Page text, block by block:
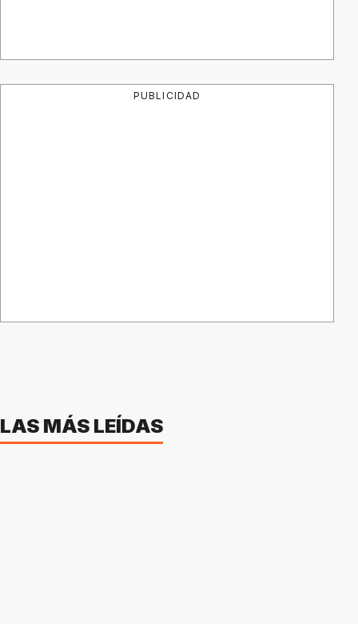
PUBLICIDAD
LAS MÁS LEÍDAS